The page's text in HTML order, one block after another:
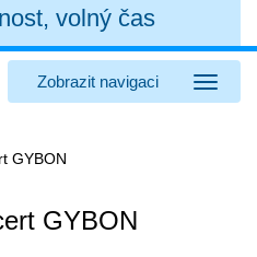
volný čas
Zobrazit navigaci
GYBON
GYBON